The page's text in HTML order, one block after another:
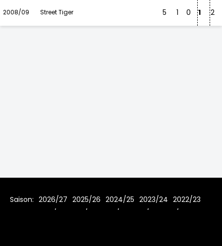
2008/09 Street Tiger 5 1 0 1 2
Saison: 2026/27 2025/26 2024/25 2023/24 2022/23
2021/22
2019/20 2018/19 2017/18
2016/17